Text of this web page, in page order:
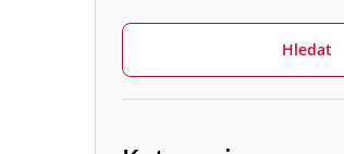
Hledat